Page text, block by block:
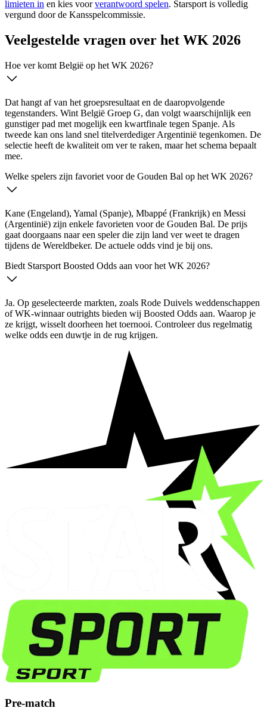
limieten in en kies voorverantwoord spelen. Starsport is volledig
vergund door de Kansspelcommissie.
Veelgestelde vragen over het WK 2026
Hoe ver komt België op het WK 2026?
Dat hangt af van het groepsresultaat en de daaropvolgende
tegenstanders. Wint België Groep G, dan volgt waarschijnlijk een
gunstiger pad met mogelijk een kwartfinale tegen Spanje. Als
tweede kan ons land snel titelverdediger Argentinië tegenkomen. De
selectie heeft de kwaliteit om ver te raken, maar het schema bepaalt
mee.
Welke spelers zijn favoriet voor de Gouden Bal op het WK 2026?
Kane (Engeland), Yamal (Spanje), Mbappé (Frankrijk) en Messi
(Argentinië) zijn enkele favorieten voor de Gouden Bal. De prijs
gaat doorgaans naar een speler die zijn land ver weet te dragen
tijdens de Wereldbeker. De actuele odds vind je bij ons.
Biedt Starsport Boosted Odds aan voor het WK 2026?
Ja. Op geselecteerde markten, zoals Rode Duivels weddenschappen
of WK-winnaar outrights bieden wij Boosted Odds aan. Waarop je
ze krijgt, wisselt doorheen het toernooi. Controleer dus regelmatig
welke odds een duwtje in de rug krijgen.
Pre-match